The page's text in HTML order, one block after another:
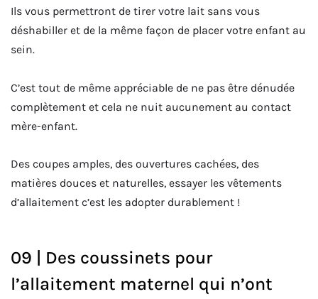
Ils vous permettront de tirer votre lait sans vous
déshabiller et de la même façon de placer votre enfant au
sein.
C’est tout de même appréciable de ne pas être dénudée
complètement et cela ne nuit aucunement au contact
mère-enfant.
Des coupes amples, des ouvertures cachées, des
matières douces et naturelles, essayer les vêtements
d’allaitement c’est les adopter durablement !
09 | Des coussinets pour
l’allaitement maternel qui n’ont